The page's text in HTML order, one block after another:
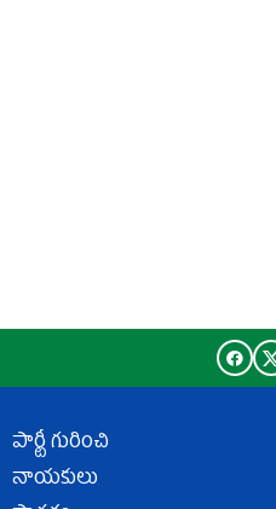
పార్టీ గురించి
నాయకులు